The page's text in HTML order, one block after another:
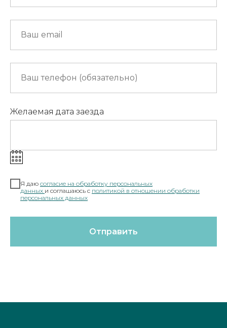
Желаемая дата заезда
Я даю согласие на обработку персональных
данных и соглашаюсь c политикой в отношении обработки
персональных данных
Отправить